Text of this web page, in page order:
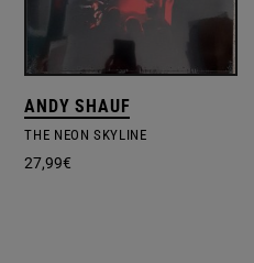
ANDY SHAUF
THE NEON SKYLINE
27,99€